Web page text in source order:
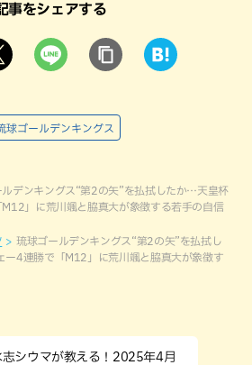
事をシェアする
球ゴールデンキングス
ルデンキングス“第2の矢”を払拭したか…天皇杯
」に荒川颯と脇真大が象徴する若手の自信
琉球ゴールデンキングス“第2の矢”を払拭し
4連勝で「M12」に荒川颯と脇真大が象徴す
志シウマが教える！2025年4月